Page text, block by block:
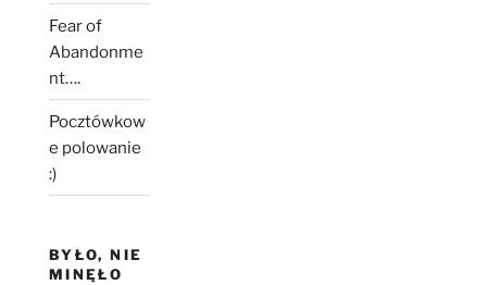
Fear of
Abandonme
nt….
Pocztówkow
e polowanie
:)
BYŁO, NIE
MINĘŁO